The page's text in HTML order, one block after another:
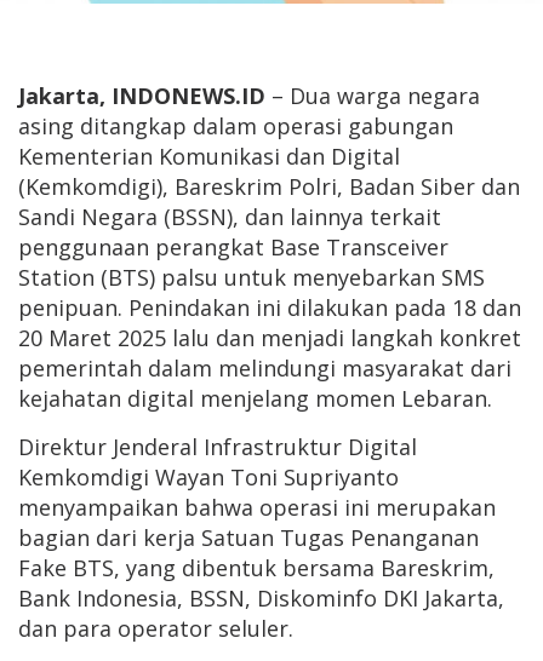
Jakarta, INDONEWS.ID – Dua warga negara
asing ditangkap dalam operasi gabungan
Kementerian Komunikasi dan Digital
(Kemkomdigi), Bareskrim Polri, Badan Siber dan
Sandi Negara (BSSN), dan lainnya terkait
penggunaan perangkat Base Transceiver
Station (BTS) palsu untuk menyebarkan SMS
penipuan. Penindakan ini dilakukan pada 18 dan
20 Maret 2025 lalu dan menjadi langkah konkret
pemerintah dalam melindungi masyarakat dari
kejahatan digital menjelang momen Lebaran.
Direktur Jenderal Infrastruktur Digital
Kemkomdigi Wayan Toni Supriyanto
menyampaikan bahwa operasi ini merupakan
bagian dari kerja Satuan Tugas Penanganan
Fake BTS, yang dibentuk bersama Bareskrim,
Bank Indonesia, BSSN, Diskominfo DKI Jakarta,
dan para operator seluler.